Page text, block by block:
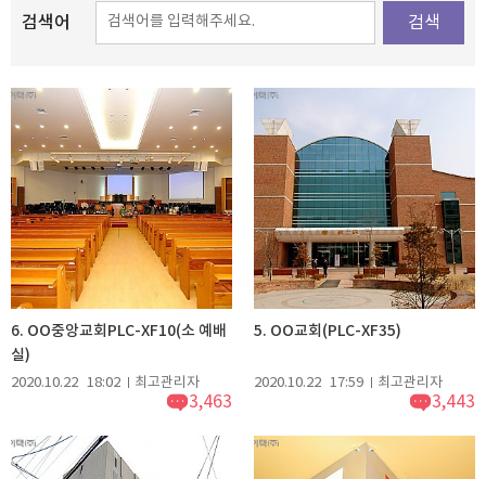
검색어 검색
6. OO중앙교회PLC-XF10(소 예배
실)
2020.10.22 18:02 최고관리자
3,463
5. OO교회(PLC-XF35)
2020.10.22 17:59 최고관리자
3,443